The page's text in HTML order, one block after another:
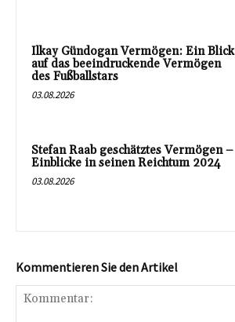
Ilkay Gündogan Vermögen: Ein Blick
auf das beeindruckende Vermögen
des Fußballstars
03.08.2026
Stefan Raab geschätztes Vermögen –
Einblicke in seinen Reichtum 2024
03.08.2026
Kommentieren Sie den Artikel